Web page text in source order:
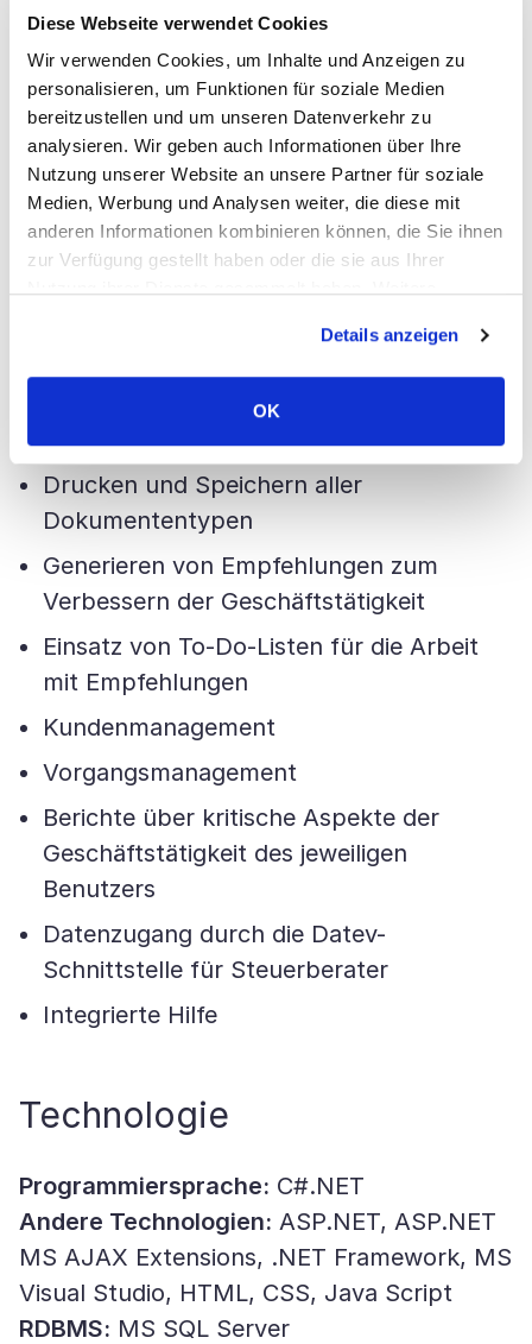
Diese Webseite verwendet Cookies
Wir verwenden Cookies, um Inhalte und Anzeigen zu
personalisieren, um Funktionen für soziale Medien
bereitzustellen und um unseren Datenverkehr zu
analysieren. Wir geben auch Informationen über Ihre
Nutzung unserer Website an unsere Partner für soziale
Medien, Werbung und Analysen weiter, die diese mit
anderen Informationen kombinieren können, die Sie ihnen
zur Verfügung gestellt haben oder die sie aus Ihrer
Details anzeigen
OK
oder authentifizierter / registrierter
Benutzer. Authentifizierte Benutzer können
Dokumente, wie Angebote und
Rechnungen, speichern sowie einen
Überblick ihrer Geschäftssituation und
Empfehlungen zum Verbessern ihrer
Finanzlage erhalten.
FUNKTIONSEIGENSCHAFTEN
Generieren von Rechnungen, Angeboten,
Aufträgen und Gutschriften
Drucken und Speichern aller
Dokumententypen
Generieren von Empfehlungen zum
Verbessern der Geschäftstätigkeit
Einsatz von To-Do-Listen für die Arbeit
mit Empfehlungen
Kundenmanagement
Vorgangsmanagement
Berichte über kritische Aspekte der
Geschäftstätigkeit des jeweiligen
Benutzers
Datenzugang durch die Datev-
Schnittstelle für Steuerberater
Integrierte Hilfe
Technologie
Programmiersprache: C#.NET
Andere Technologien: ASP.NET, ASP.NET
MS AJAX Extensions, .NET Framework, MS
Visual Studio, HTML, CSS, Java Script
RDBMS: MS SQL Server